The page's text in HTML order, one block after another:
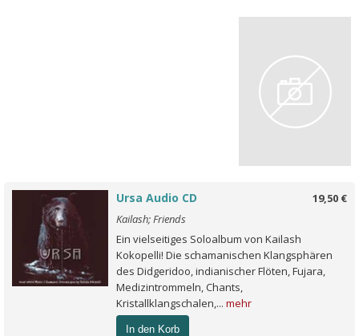
19,50 €
Ursa Audio CD
Kailash; Friends
Ein vielseitiges Soloalbum von Kailash
Kokopelli! Die schamanischen Klangsphären
des Didgeridoo, indianischer Flöten, Fujara,
Medizintrommeln, Chants,
Kristallklangschalen,... mehr
In den Korb